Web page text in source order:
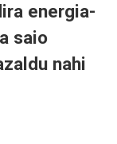
energia-
saio
nahi